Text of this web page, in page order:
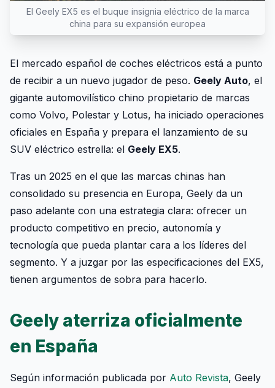
El Geely EX5 es el buque insignia eléctrico de la marca
china para su expansión europea
El mercado español de coches eléctricos está a punto
de recibir a un nuevo jugador de peso. Geely Auto, el
gigante automovilístico chino propietario de marcas
como Volvo, Polestar y Lotus, ha iniciado operaciones
oficiales en España y prepara el lanzamiento de su
SUV eléctrico estrella: el Geely EX5.
Tras un 2025 en el que las marcas chinas han
consolidado su presencia en Europa, Geely da un
paso adelante con una estrategia clara: ofrecer un
producto competitivo en precio, autonomía y
tecnología que pueda plantar cara a los líderes del
segmento. Y a juzgar por las especificaciones del EX5,
tienen argumentos de sobra para hacerlo.
Geely aterriza oficialmente
en España
Según información publicada por Auto Revista, Geely